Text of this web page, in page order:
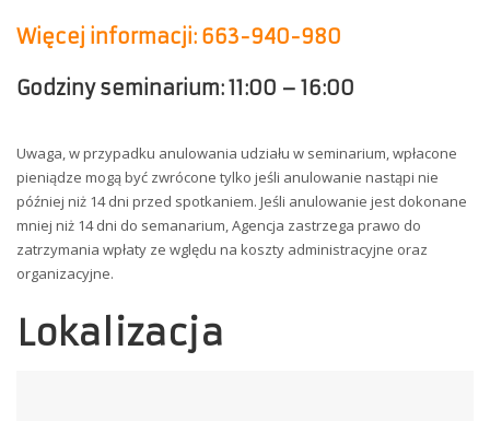
Więcej informacji: 663-940-980
Godziny seminarium: 11:00 – 16:00
Uwaga, w przypadku anulowania udziału w seminarium, wpłacone
pieniądze mogą być zwrócone tylko jeśli anulowanie nastąpi nie
później niż 14 dni przed spotkaniem. Jeśli anulowanie jest dokonane
mniej niż 14 dni do semanarium, Agencja zastrzega prawo do
zatrzymania wpłaty ze wględu na koszty administracyjne oraz
organizacyjne.
Lokalizacja